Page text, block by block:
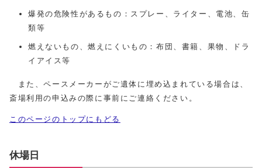
爆発の危険性があるもの：スプレー、ライター、電池、缶
類等
燃えないもの、燃えにくいもの：布団、書籍、果物、ドラ
イアイス等
また、ペースメーカーがご遺体に埋め込まれている場合は、
斎場利用の申込みの際に事前にご連絡ください。
このページのトップにもどる
休場日